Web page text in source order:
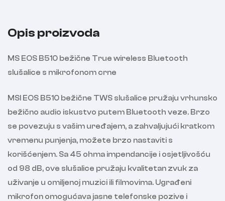
Opis proizvoda
MS EOS B510 bežične True wireless Bluetooth
slušalice s mikrofonom crne
MSI EOS B510 bežične TWS slušalice pružaju vrhunsko
bežično audio iskustvo putem Bluetooth veze. Brzo
se povezuju s vašim uređajem, a zahvaljujući kratkom
vremenu punjenja, možete brzo nastaviti s
korišćenjem. Sa 45 ohma impendancije i osjetljivošću
od 98 dB, ove slušalice pružaju kvalitetan zvuk za
uživanje u omiljenoj muzici ili filmovima. Ugrađeni
mikrofon omogućava jasne telefonske pozive i